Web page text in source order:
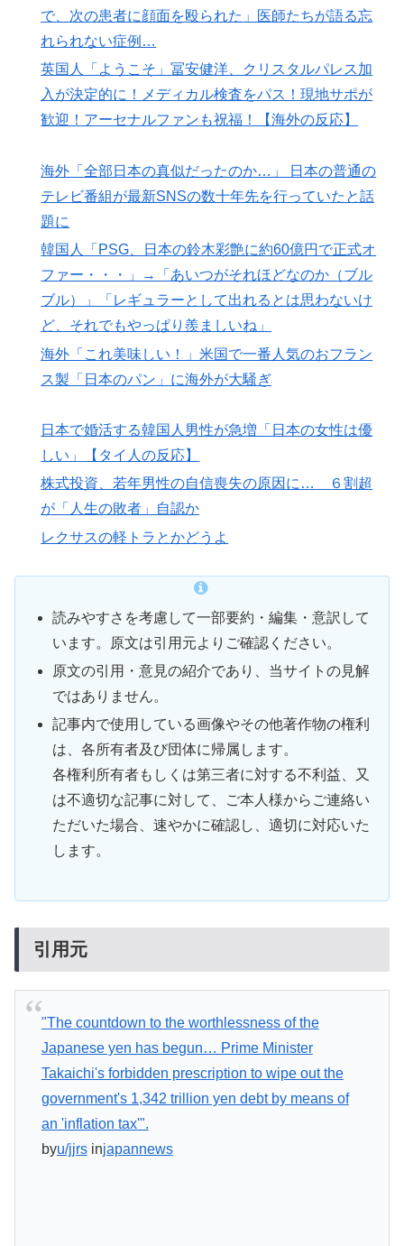
で、次の患者に顔面を殴られた」医師たちが語る忘
れられない症例…
英国人「ようこそ」冨安健洋、クリスタルパレス加
入が決定的に！メディカル検査をパス！現地サポが
歓迎！アーセナルファンも祝福！【海外の反応】
海外「全部日本の真似だったのか…」 日本の普通の
テレビ番組が最新SNSの数十年先を行っていたと話
題に
韓国人「PSG、日本の鈴木彩艶に約60億円で正式オ
ファー・・・」→「あいつがそれほどなのか（ブル
ブル）」「レギュラーとして出れるとは思わないけ
ど、それでもやっぱり羨ましいね」
海外「これ美味しい！」米国で一番人気のおフラン
ス製「日本のパン」に海外が大騒ぎ
日本で婚活する韓国人男性が急増「日本の女性は優
しい」【タイ人の反応】
株式投資、若年男性の自信喪失の原因に… ６割超
が「人生の敗者」自認か
レクサスの軽トラとかどうよ
読みやすさを考慮して一部要約・編集・意訳して
います。原文は引用元よりご確認ください。
原文の引用・意見の紹介であり、当サイトの見解
ではありません。
記事内で使用している画像やその他著作物の権利
は、各所有者及び団体に帰属します。
各権利所有者もしくは第三者に対する不利益、又
は不適切な記事に対して、ご本人様からご連絡い
ただいた場合、速やかに確認し、適切に対応いた
します。
引用元
"The countdown to the worthlessness of the
Japanese yen has begun… Prime Minister
Takaichi's forbidden prescription to wipe out the
government's 1,342 trillion yen debt by means of
an 'inflation tax'".
byu/jjrsinjapannews